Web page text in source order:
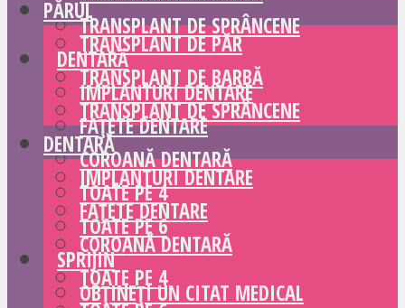
TRANSPLANT DE SPRÂNCENE
DENTARĂ
IMPLANTURI DENTARE
FAȚETE DENTARE
COROANĂ DENTARĂ
TOATE PE 4
TOATE PE 6
SPRIJIN
OBȚINEȚI UN CITAT MEDICAL
PĂRUL
TRANSPLANT DE PĂR
TRANSPLANT DE BARBĂ
TRANSPLANT DE SPRÂNCENE
DENTARĂ
IMPLANTURI DENTARE
FAȚETE DENTARE
COROANĂ DENTARĂ
TOATE PE 4